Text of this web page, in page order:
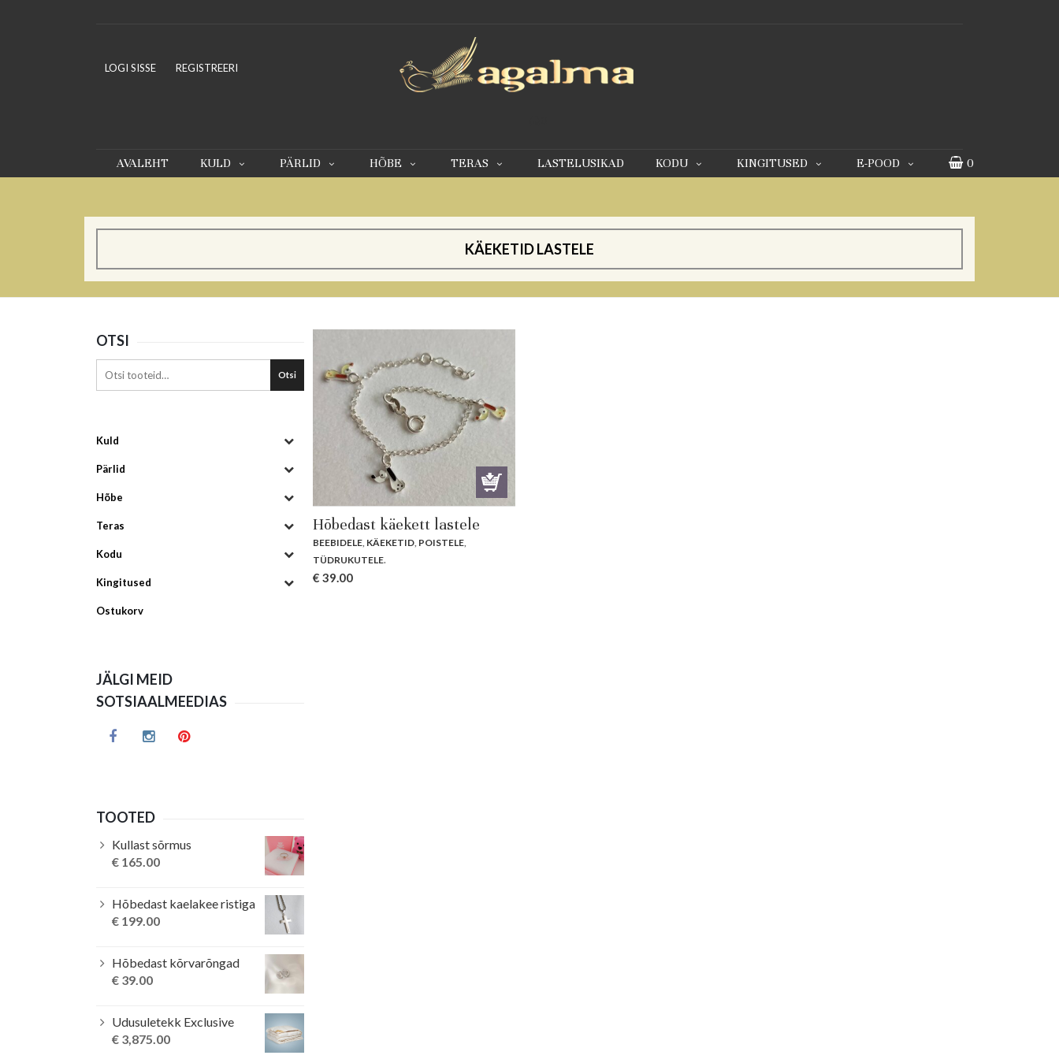
LOGI SISSE REGISTREERI
AVALEHT KULD PÄRLID HÕBE TERAS LASTELUSIKAD KODU KINGITUSED E-POOD 0
KÄEKETID LASTELE
Hõbedast käekett lastele
BEEBIDELE, KÄEKETID, POISTELE,
TÜDRUKUTELE.
€ 39.00
OTSI
Otsi
Kuld
Pärlid
Hõbe
Teras
Kodu
Kingitused
Ostukorv
JÄLGI MEID
SOTSIAALMEEDIAS
TOOTED
Kullast sõrmus
€ 165.00
Hõbedast kaelakee ristiga
€ 199.00
Hõbedast kõrvarõngad
€ 39.00
Udusuletekk Exclusive
€ 3,875.00